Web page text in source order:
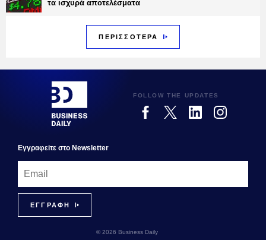
τα ισχυρά αποτελέσματα
ΠΕΡΙΣΣΟΤΕΡΑ
FOLLOW THE UPDATES
Εγγραφεiτε στο Newsletter
© 2026 Business Daily